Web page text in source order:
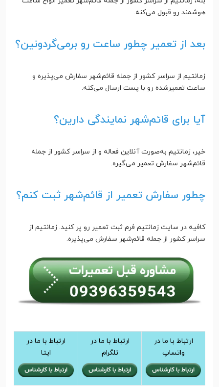
هوشمند رو قبول می‌کنه.
بعد از تعمیر چطور ساعت رو برمی‌گردونین؟
زمانتیم از سراسر کشور از جمله قائم‌شهر سفارش می‌پذیره و
ساعت تعمیرشده رو با پست ارسال می‌کنه.
آیا برای قائم‌شهر نمایندگی دارین؟
خیر، زمانتیم به‌صورت آنلاین فعاله و از سراسر کشور از جمله
قائم‌شهر سفارش تعمیر می‌گیره.
چطور سفارش تعمیر از قائم‌شهر ثبت کنم؟
کافیه در سایت زمانتیم فرم ثبت تعمیر رو پر کنید. زمانتیم از
سراسر کشور از جمله قائم‌شهر سفارش می‌پذیره.
ارتباط با ما در
واتساپ
ارتباط با ما در
تلگرام
ارتباط با ما در
ایتا